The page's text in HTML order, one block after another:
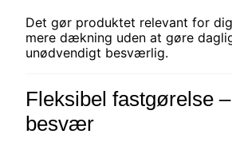
Det gør produktet relevant for
mere dækning uden at gøre
unødvendigt besværlig.
Fleksibel fastgørelse
besvær